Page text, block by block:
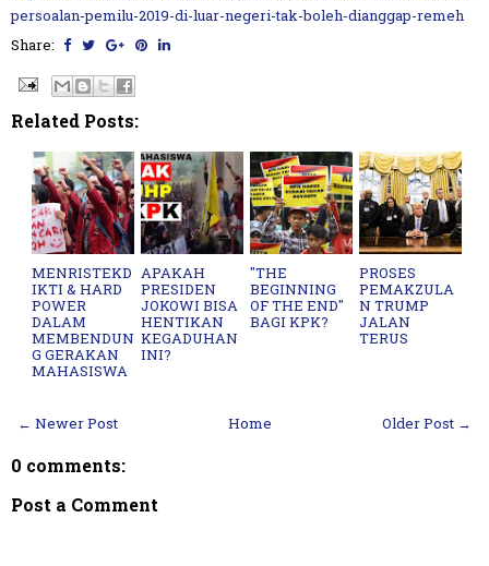
persoalan-pemilu-2019-di-luar-negeri-tak-boleh-dianggap-remeh
Share:
Related Posts:
MENRISTEKD
IKTI & HARD
POWER
DALAM
MEMBENDUN
G GERAKAN
MAHASISWA
APAKAH
PRESIDEN
JOKOWI BISA
HENTIKAN
KEGADUHAN
INI?
"THE
BEGINNING
OF THE END"
BAGI KPK?
PROSES
PEMAKZULA
N TRUMP
JALAN
TERUS
← Newer Post Older Post →
Home
0 comments:
Post a Comment